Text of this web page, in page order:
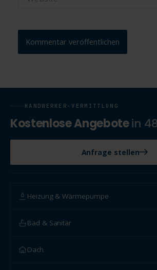
HANDWERKER-VERMITTLUNG
Kostenlose Angebotein
Anfrage stellen
Heizung & Wärmepumpe
Bad & Sanitär
Dach